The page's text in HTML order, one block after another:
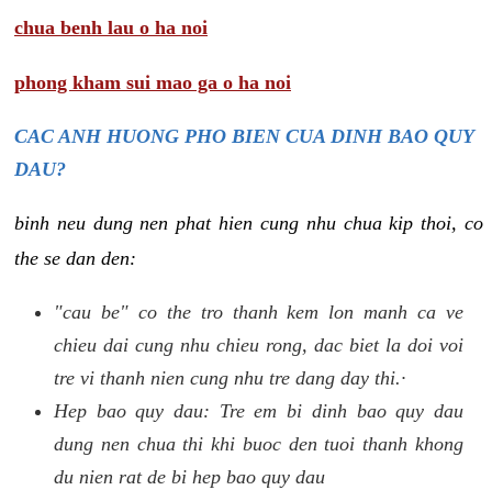
chua benh lau o ha noi
phong kham sui mao ga o ha noi
CAC ANH HUONG PHO BIEN CUA DINH BAO QUY
DAU?
binh neu dung nen phat hien cung nhu chua kip thoi, co
the se dan den:
"cau be" co the tro thanh kem lon manh ca ve
chieu dai cung nhu chieu rong, dac biet la doi voi
tre vi thanh nien cung nhu tre dang day thi.·
Hep bao quy dau: Tre em bi dinh bao quy dau
dung nen chua thi khi buoc den tuoi thanh khong
du nien rat de bi hep bao quy dau